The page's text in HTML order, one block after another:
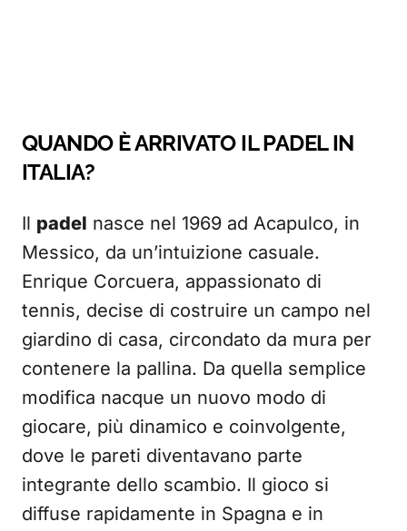
QUANDO È ARRIVATO IL PADEL IN
ITALIA?
Il padel nasce nel 1969 ad Acapulco, in
Messico, da un’intuizione casuale.
Enrique Corcuera, appassionato di
tennis, decise di costruire un campo nel
giardino di casa, circondato da mura per
contenere la pallina. Da quella semplice
modifica nacque un nuovo modo di
giocare, più dinamico e coinvolgente,
dove le pareti diventavano parte
integrante dello scambio. Il gioco si
diffuse rapidamente in Spagna e in